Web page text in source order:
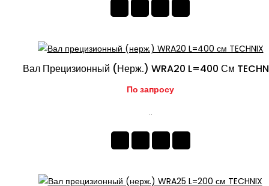
Вал Прецизионный (нерж.) WRA20 L=400 См
По запросу
..